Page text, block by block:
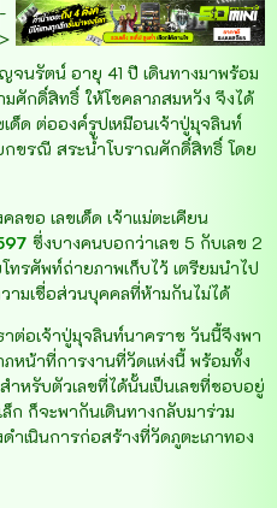
-
นรัตน์ อายุ 41 ปี เดินทางมาพร้อม
ศักดิ์สิทธิ์ ให้โชคลาภสมหวัง จึงได้
ด็ด ต่อองค์รูปเหมือนเจ้าปู่มุจลินท์
กขรณี สระน้ำโบราณศักดิ์สิทธิ์ โดย
ขอ เลขเด็ด เจ้าแม่ตะเคียน
ซึ่งบางคนบอกว่าเลข 5 กับเลข 2
รศัพท์ถ่ายภาพเก็บไว้ เตรียมนำไป
ามเชื่อส่วนบุคคลที่ห้ามกันไม่ได้
ต่อเจ้าปู่มุจลินท์นาคราช วันนี้จึงพา
หน้าที่การงานที่วัดแห่งนี้ พร้อมทั้ง
ำหรับตัวเลขที่ได้นั้นเป็นเลขที่ชอบอยู่
ก ก็จะพากันเดินทางกลับมาร่วม
เนินการก่อสร้างที่วัดภูตะเภาทอง